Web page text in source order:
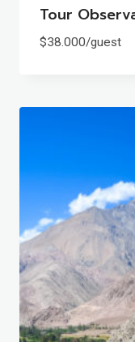
Tour
$38.000/guest